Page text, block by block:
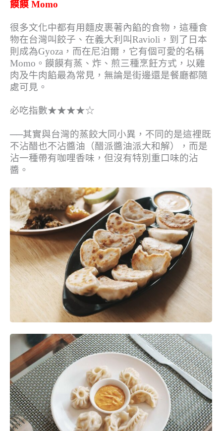
饃饃 Momo
很多文化中都有用麵皮裹著內餡的食物，這種食
物在台灣叫餃子、在義大利叫Ravioli，到了日本
則成為Gyoza，而在尼泊爾，它有個可愛的名稱
Momo。饃饃有蒸、炸、煎三種烹飪方式，以雞
肉及牛肉餡最為常見，無論是街邊還是餐廳都隨
處可見。
必吃指數★★★★☆
──其實與台灣的蒸餃大同小異，不同的是這裡既
不沾醋也不沾醬油（醋派醬油派大和解），而是
沾一種帶有咖哩香味，但沒有特別重口味的沾
醬。